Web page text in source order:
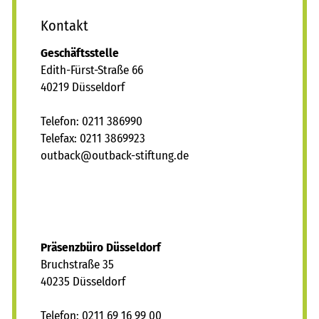
oder einer langwierigen Verletzung, kann das für einen
jungen Menschen enorm belastend sein. An diesem
Punkt setzt das outback Sportmentoring an.
Kreative und ausgereifte pädagogische Konzepte
pädagogische Konzepte, wie sie auch in der Jugendhilfe
der outback stiftung zum Einsatz kommen. Jugendhilfe
und Sportmentoring haben daher eine gemeinsame
Schnittstelle: Hier wie dort steht am Anfang der
Situationen und Krisen zu bewältigen und eine
erfolgreiche Lebensplanung zu entwickeln.
Lebensfragen
Kontakt
Geschäftsstelle
Edith-Fürst-Straße 66
40219 Düsseldorf
Telefon: 0211 386990
Telefax: 0211 3869923
tb ck tb ck-stft ngd
Präsenzbüro Düsseldorf
Bruchstraße 35
40235 Düsseldorf
Telefon: 0211 69 16 99 00